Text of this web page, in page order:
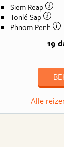
Siem Reap
Tonlé Sap
Phnom Penh
19
Alle